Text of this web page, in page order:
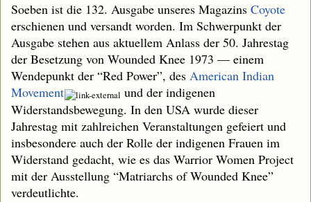
Soeben ist die 132. Ausgabe unseres Magazins Coyote
erschienen und versandt worden. Im Schwerpunkt der
Ausgabe stehen aus aktuellem Anlass der 50. Jahrestag
der Besetzung von Wounded Knee 1973 — einem
Wendepunkt der “Red Power”, des American Indian
Movement
und der indigenen
Widerstandsbewegung. In den USA wurde dieser
Jahrestag mit zahlreichen Veranstaltungen gefeiert und
insbesondere auch der Rolle der indigenen Frauen im
Widerstand gedacht, wie es das Warrior Women Project
mit der Ausstellung “Matriarchs of Wounded Knee”
verdeutlichte.